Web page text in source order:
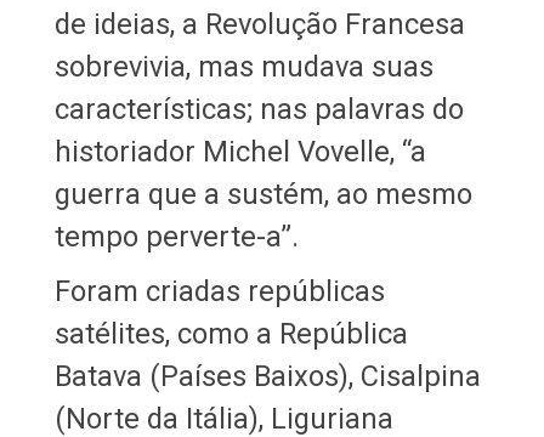
de ideias, a Revolução Francesa
sobrevivia, mas mudava suas
características; nas palavras do
historiador Michel Vovelle, “a
guerra que a sustém, ao mesmo
tempo perverte-a”.
Foram criadas repúblicas
satélites, como a República
Batava (Países Baixos), Cisalpina
(Norte da Itália), Liguriana